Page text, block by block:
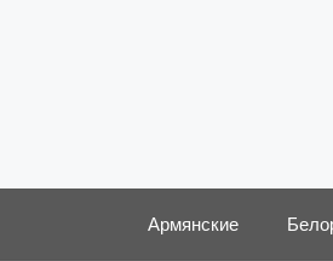
Армянские